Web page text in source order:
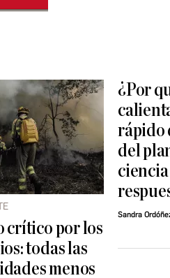
crítico por los
todas las
menos
¿Por
rápido
del
ciencia
Sandra